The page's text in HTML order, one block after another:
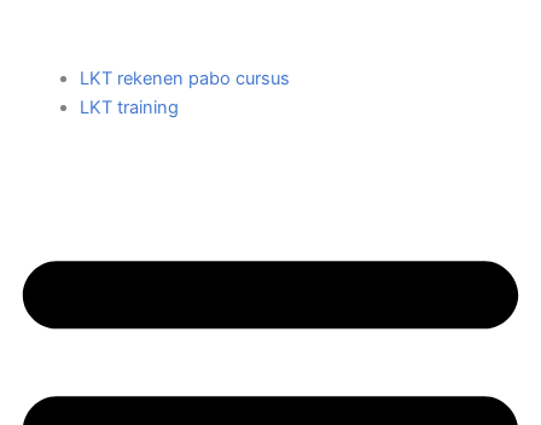
LKT rekenen pabo cursus
LKT training